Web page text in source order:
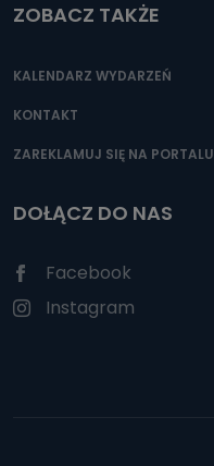
ZOBACZ TAKŻE
KALENDARZ WYDARZEŃ
KONTAKT
ZAREKLAMUJ SIĘ NA PORTALU
DOŁĄCZ DO NAS
Facebook
Instagram